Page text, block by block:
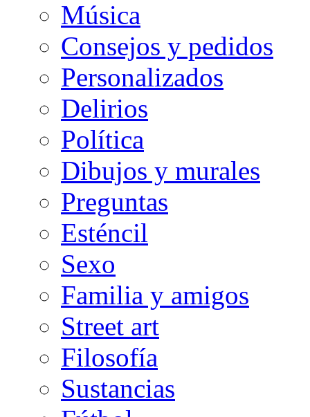
Música
Consejos y pedidos
Personalizados
Delirios
Política
Dibujos y murales
Preguntas
Esténcil
Sexo
Familia y amigos
Street art
Filosofía
Sustancias